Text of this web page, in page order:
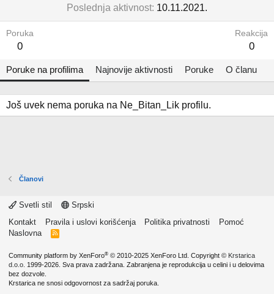
Poslednja aktivnost 10.11.2021.
Poruka
0
Reakcija
0
Poruke na profilima Najnovije aktivnosti Poruke O članu
Još uvek nema poruka na Ne_Bitan_Lik profilu.
Članovi
Svetli stil
Srpski
Kontakt
Pravila i uslovi korišćenja Politika privatnosti
Pomoć
Naslovna
R
Community platform by XenForo® © 2010-2025 XenForo Ltd. Copyright © Krstarica
d.o.o. 1999-2026. Sva prava zadržana. Zabranjena je reprodukcija u celini i u delovima
bez dozvole.
Krstarica ne snosi odgovornost za sadržaj poruka.